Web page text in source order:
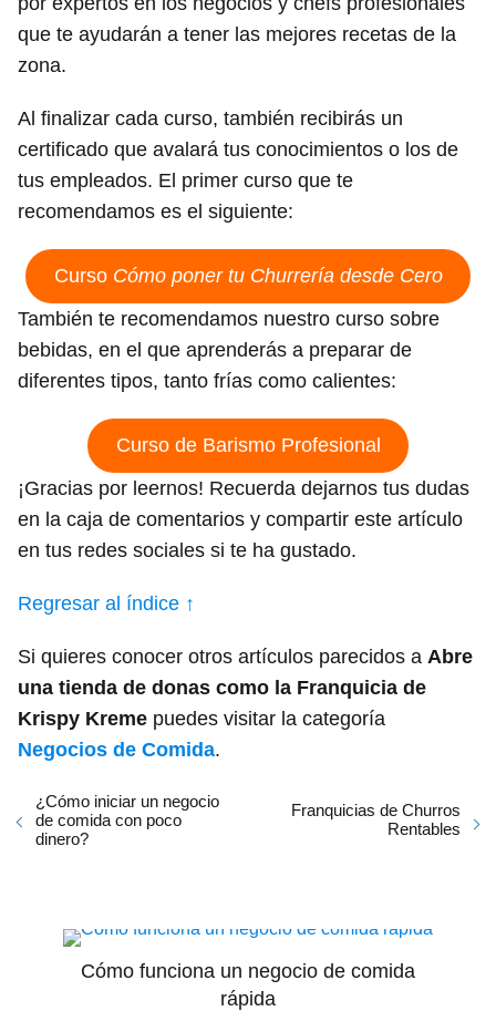
que te ayudarán a tener las mejores recetas de la
zona.
Al finalizar cada curso, también recibirás un
certificado que avalará tus conocimientos o los de
tus empleados. El primer curso que te
recomendamos es el siguiente:
Curso Cómo poner tu Churrería desde Cero
También te recomendamos nuestro curso sobre
bebidas, en el que aprenderás a preparar de
diferentes tipos, tanto frías como calientes:
Curso de Barismo Profesional
¡Gracias por leernos! Recuerda dejarnos tus dudas
en la caja de comentarios y compartir este artículo
en tus redes sociales si te ha gustado.
Regresar al índice ↑
Si quieres conocer otros artículos parecidos a Abre
una tienda de donas como la Franquicia de
Krispy Kreme puedes visitar la categoría
Negocios de Comida.
¿Cómo iniciar un negocio
de comida con poco
dinero?
Franquicias de Churros
Rentables
Cómo funciona un negocio de comida
rápida